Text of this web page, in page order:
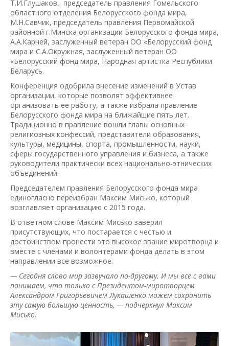
Т.И.Глушаков, председатель правления Гомельского
областного отделения Белорусского фонда мира,
М.Н.Савчик, председатель правления Первомайской
районной г.Минска организации Белорусского фонда мира,
А.А.Карней, заслуженный ветеран ОО «Белорусский фонд
мира и С.А.Окружная, заслуженный ветеран ОО
«Белорусский фонд мира, Народная артистка Республики
Беларусь.
Конференция одобрила внесение изменений в Устав
организации, которые позволят эффективнее
организовать ее работу, а также избрала правление
Белорусского фонда мира на ближайшие пять лет.
Традиционно в правление вошли главы основных
религиозных конфессий, представители образования,
культуры, медицины, спорта, промышленности, науки,
сферы государственного управления и бизнеса, а также
руководители практически всех национально-этнических
объединений.
Председателем правления Белорусского фонда мира
единогласно переизбран Максим Мисько, который
возглавляет организацию с 2015 года.
В ответном слове Максим Мисько заверил
присутствующих, что постарается с честью и
достоинством пронести это высокое звание миротворца и
вместе с членами и волонтерами фонда делать в этом
направлении все возможное.
— Сегодня слово мир зазвучало по-другому. И мы все с вами
понимаем, что только с Президентом-миротворцем
Александром Григорьевичем Лукашенко можем сохранить
эту самую большую ценность, — подчеркнул Максим
Мисько.